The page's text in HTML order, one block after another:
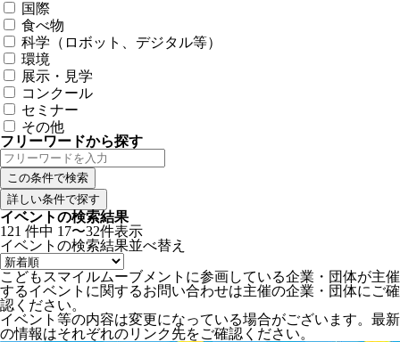
国際
食べ物
科学（ロボット、デジタル等）
環境
展示・見学
コンクール
セミナー
その他
フリーワードから探す
詳しい条件で探す
イベントの検索結果
121 件中 17〜32件表示
イベントの検索結果並べ替え
こどもスマイルムーブメントに参画している企業・団体が主催
するイベントに関するお問い合わせは主催の企業・団体にご確
認ください。
イベント等の内容は変更になっている場合がございます。最新
の情報はそれぞれのリンク先をご確認ください。